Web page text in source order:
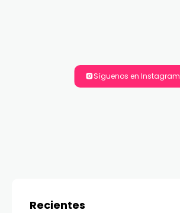
Síguenos en Instagram
Recientes